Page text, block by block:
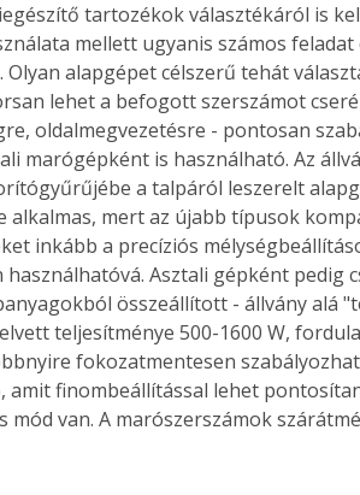
tartozékok választékáról is
mellett ugyanis számos
Olyan alapgépet célszerű tehát
lehet a befogott szerszámot
oldalmegvezetésre - pontosan
marógépként is használható. Az
a talpáról leszerelt
alkalmas, mert az újabb típusok
inkább a precíziós
használhatóvá. Asztali gépként pedig
összeállított - állvány alá
teljesítménye 500-1600 W,
fokozatmentesen
amit finombeállítással lehet
mód van. A marószerszámok